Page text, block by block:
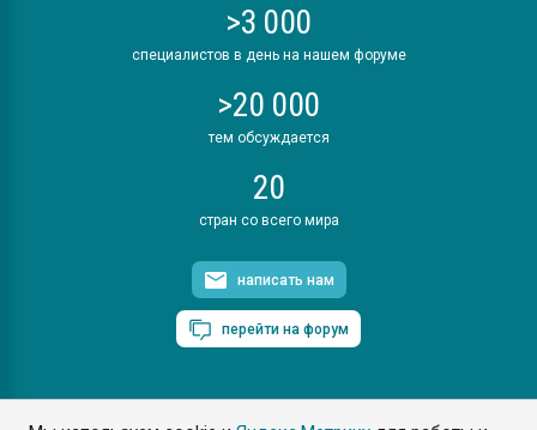
>3 000
специалистов в день на нашем форуме
>20 000
тем обсуждается
20
стран со всего мира
написать нам
перейти на форум